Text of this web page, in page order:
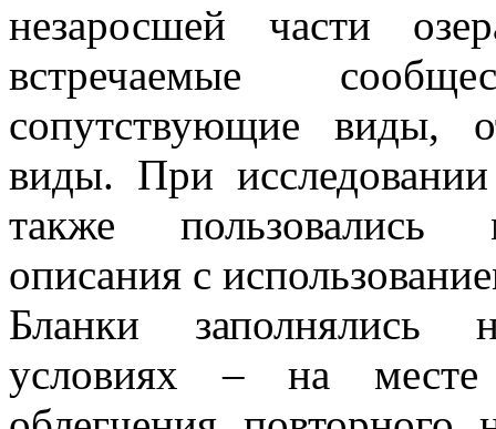
незаросшей части
встречаемые
сопутствующие виды,
виды. При
также пользовались
описания с
Бланки заполнялись
условиях – на месте